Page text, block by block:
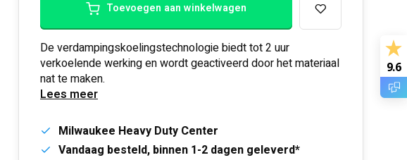
Toevoegen aan winkelwagen
De verdampingskoelingstechnologie biedt tot 2 uur
verkoelende werking en wordt geactiveerd door het materiaal
nat te maken.
Lees meer
Milwaukee Heavy Duty Center
Vandaag besteld, binnen 1-2 dagen geleverd*
9.6